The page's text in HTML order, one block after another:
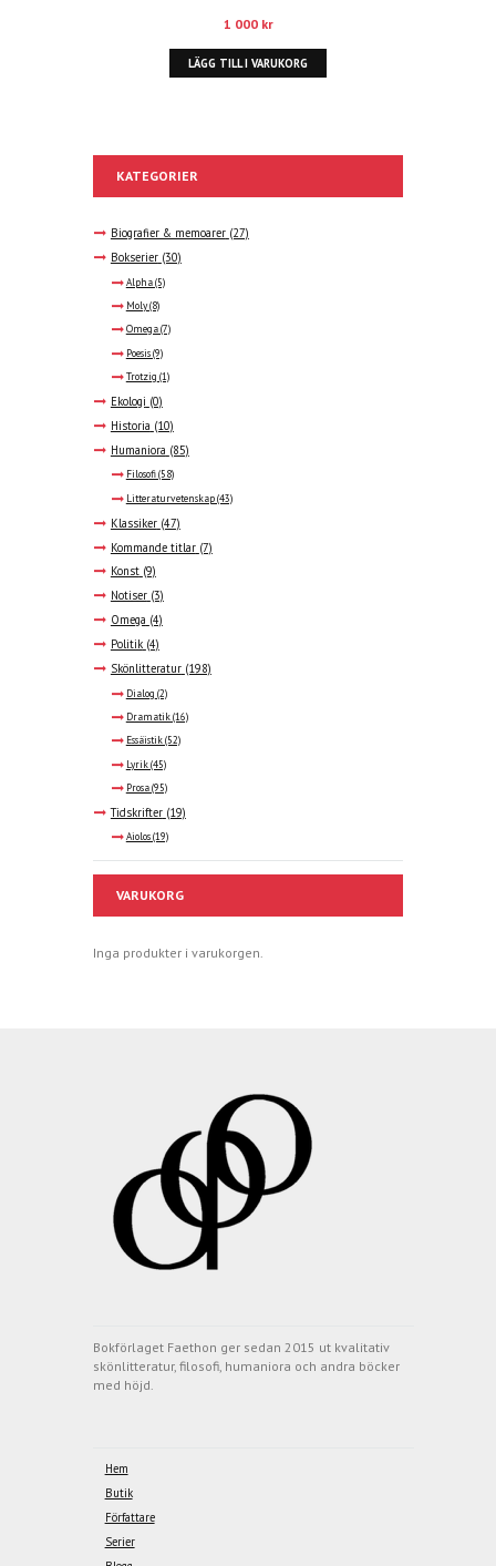
1 000 kr
LÄGG TILL I VARUKORG
KATEGORIER
Biografier & memoarer (27)
Bokserier (30)
Alpha(5)
Moly(8)
Omega(7)
Poesis(9)
Trotzig (1)
Ekologi (0)
Historia (10)
Humaniora (85)
Filosofi(58)
Litteraturvetenskap(43)
Klassiker (47)
Kommande titlar (7)
Konst (9)
Notiser (3)
Omega (4)
Politik (4)
Skönlitteratur (198)
Dialog (2)
Dramatik(16)
Essäistik(52)
Lyrik(45)
Prosa(95)
Tidskrifter (19)
Aiolos(19)
VARUKORG
Inga produkter i varukorgen.
Bokförlaget Faethon ger sedan 2015 ut kvalitativ
skönlitteratur, filosofi, humaniora och andra böcker
med höjd.
Hem
Butik
Författare
Serier